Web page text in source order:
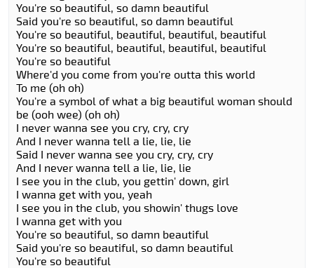
You're so beautiful, so damn beautiful
Said you're so beautiful, so damn beautiful
You're so beautiful, beautiful, beautiful, beautiful
You're so beautiful, beautiful, beautiful, beautiful
You're so beautiful
Where'd you come from you're outta this world
To me (oh oh)
You're a symbol of what a big beautiful woman should
be (ooh wee) (oh oh)
I never wanna see you cry, cry, cry
And I never wanna tell a lie, lie, lie
Said I never wanna see you cry, cry, cry
And I never wanna tell a lie, lie, lie
I see you in the club, you gettin' down, girl
I wanna get with you, yeah
I see you in the club, you showin' thugs love
I wanna get with you
You're so beautiful, so damn beautiful
Said you're so beautiful, so damn beautiful
You're so beautiful